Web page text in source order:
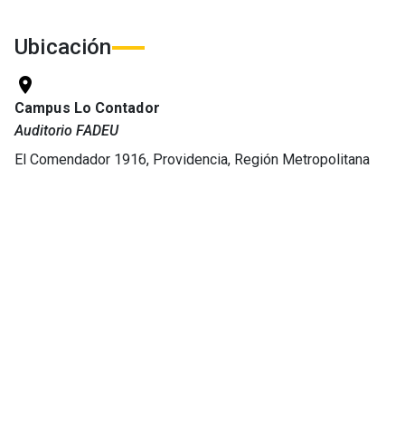
Ubicación
location_on
Campus Lo Contador
Auditorio FADEU
El Comendador 1916, Providencia, Región Metropolitana